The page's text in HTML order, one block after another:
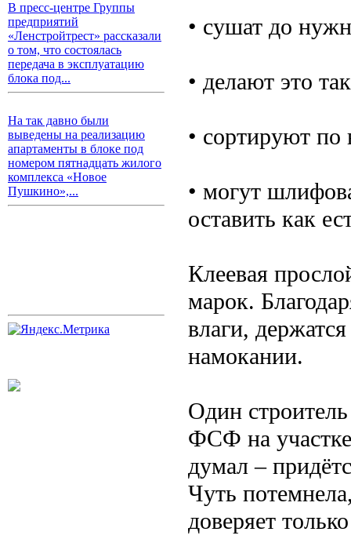
В пресс-центре Группы
предприятий
«Ленстройтрест» рассказали
о том, что состоялась
передача в эксплуатацию
блока под...
На так давно были
выведены на реализацию
апартаменты в блоке под
номером пятнадцать жилого
комплекса «Новое
Пушкино»,...
• сушат до
• делают это
• сортируют по
• могут
оставить как
Клеевая
марок.
влаги,
намокании.
Один
ФСФ на
думал –
Чуть
доверяет